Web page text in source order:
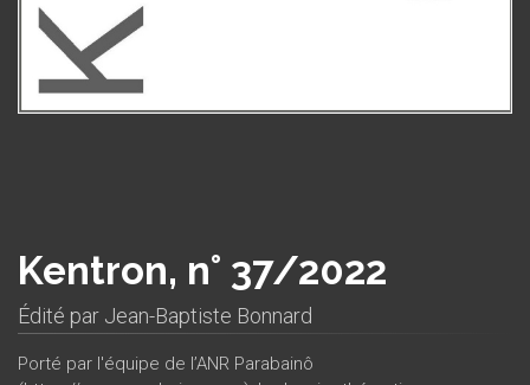
Kentron, n° 37/2022
Édité par Jean-Baptiste Bonnard
Porté par l'équipe de l’ANR Parabainô